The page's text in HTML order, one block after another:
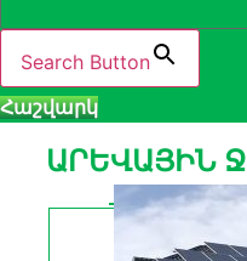
Search Button
Հաշվարկ
ԱՐԵՎԱՅԻՆ